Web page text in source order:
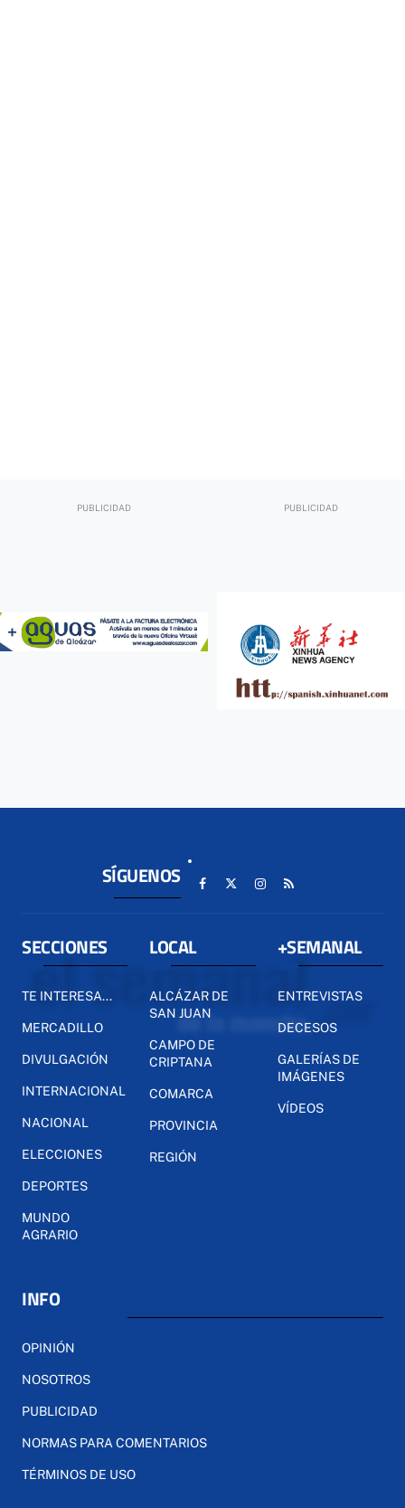
SÍGUENOS
SECCIONES
TE INTERESA...
MERCADILLO
DIVULGACIÓN
INTERNACIONAL
NACIONAL
ELECCIONES
DEPORTES
MUNDO
AGRARIO
LOCAL
ALCÁZAR DE
SAN JUAN
CAMPO DE
CRIPTANA
COMARCA
PROVINCIA
REGIÓN
+SEMANAL
ENTREVISTAS
DECESOS
GALERÍAS DE
IMÁGENES
VÍDEOS
INFO
OPINIÓN
NOSOTROS
PUBLICIDAD
NORMAS PARA COMENTARIOS
TÉRMINOS DE USO